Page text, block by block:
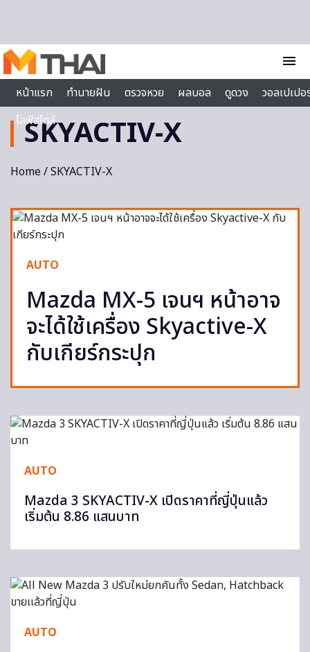
menu
หน้าแรก
ทำนายฝัน ตรวจหวย ผลบอล ดูดวง
วอลเปเป
ไลฟ์สไตล์
SKYACTIV-X
Home/ SKYACTIV-X
AUTO
Mazda MX-5 เจนฯ หน้าอาจ
จะได้ใช้เครื่อง Skyactive-X
กับเกียร์กระปุก
AUTO
Mazda 3 SKYACTIV-X เปิดราคาที่ญี่ปุ่นแล้ว
เริ่มต้น 8.86 แสนบาท
AUTO